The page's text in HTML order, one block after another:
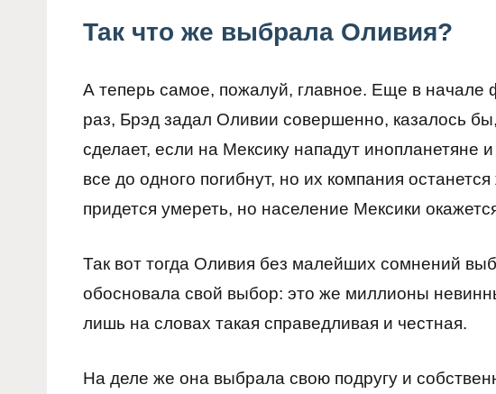
Так что же выбрала Оливия?
А теперь самое, пожалуй, главное. Еще в начале
раз, Брэд задал Оливии совершенно, казалось
сделает, если на Мексику нападут инопланетяне
все до одного погибнут, но их компания
придется умереть, но население Мексики
Так вот тогда Оливия без малейших сомнений
обосновала свой выбор: это же миллионы
лишь на словах такая справедливая и честная.
На деле же она выбрала свою подругу и